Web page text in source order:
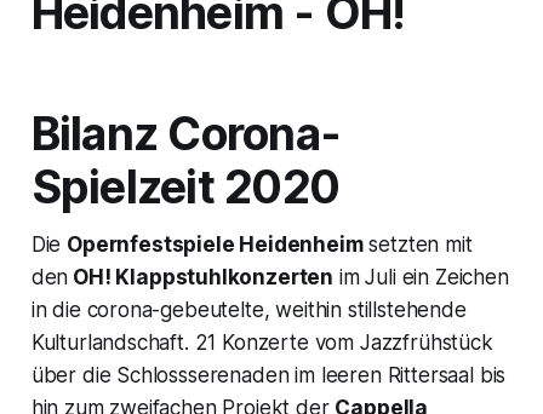
Heidenheim - OH!
Bilanz Corona-
Spielzeit 2020
Die Opernfestspiele Heidenheimsetzten mit
den OH! Klappstuhlkonzerten im Juli ein Zeichen
in die corona-gebeutelte, weithin stillstehende
Kulturlandschaft. 21 Konzerte vom Jazzfrühstück
über die Schlossserenaden im leeren Rittersaal bis
hin zum zweifachen Projekt der Cappella